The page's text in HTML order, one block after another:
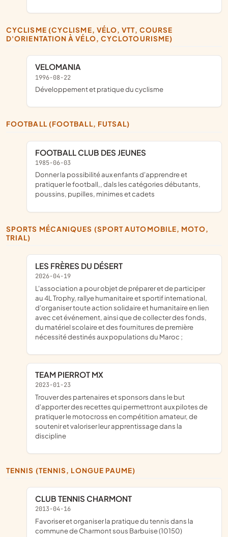
CYCLISME (CYCLISME, VÉLO, VTT, COURSE
D'ORIENTATION À VÉLO, CYCLOTOURISME)
VELOMANIA
1996-08-22
développement et pratique du cyclisme
FOOTBALL (FOOTBALL, FUTSAL)
FOOTBALL CLUB DES JEUNES
1985-06-03
donner la possibilité aux enfants d'apprendre et
pratiquer le football,, dals les catégories débutants,
poussins, pupilles, minimes et cadets
SPORTS MÉCANIQUES (SPORT AUTOMOBILE, MOTO,
TRIAL)
LES FRÈRES DU DÉSERT
2026-04-19
l'association a pour objet de préparer et de participer
au 4L Trophy, rallye humanitaire et sportif international,
d'organiser toute action solidaire et humanitaire en lien
avec cet événement, ainsi que de collecter des fonds,
du matériel scolaire et des fournitures de première
nécessité destinés aux populations du Maroc ;
TEAM PIERROT MX
2023-01-23
trouver des partenaires et sponsors dans le but
d'apporter des recettes qui permettront aux pilotes de
pratiquer le motocross en compétition amateur, de
soutenir et valoriser leur apprentissage dans la
discipline
TENNIS (TENNIS, LONGUE PAUME)
CLUB TENNIS CHARMONT
2013-04-16
favoriser et organiser la pratique du tennis dans la
commune de Charmont sous Barbuise (10150)